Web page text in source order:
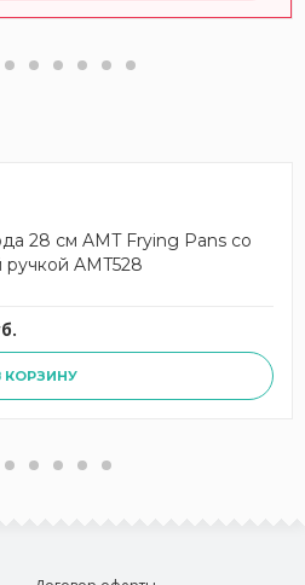
28 см AMT Frying Pans со
ручкой AMT528
КОРЗИНУ